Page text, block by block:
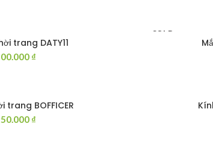
GIỎ HÀNG
trang DATY11
₫
SOLD
GIỎ HÀNG
trang BOFFICER
₫